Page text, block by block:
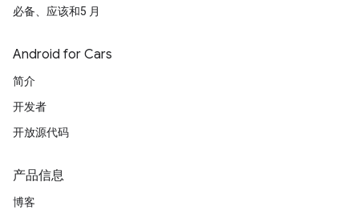
必备、应该和5 月
Android for Cars
简介
开发者
开放源代码
产品信息
博客